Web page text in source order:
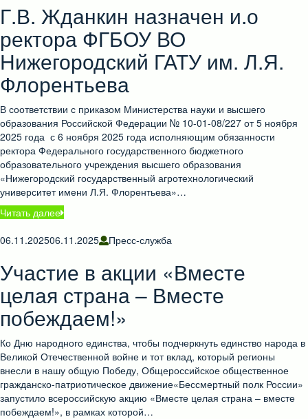
Г.В. Жданкин назначен и.о
ректора ФГБОУ ВО
Нижегородский ГАТУ им. Л.Я.
Флорентьева
В соответствии с приказом Министерства науки и высшего
образования Российской Федерации № 10-01-08/227 от 5 ноября
2025 года с 6 ноября 2025 года исполняющим обязанности
ректора Федерального государственного бюджетного
образовательного учреждения высшего образования
«Нижегородский государственный агротехнологический
университет имени Л.Я. Флорентьева»…
Читать далее
06.11.202506.11.2025 Пресс-служба
Участие в акции «Вместе
целая страна – Вместе
побеждаем!»
Ко Дню народного единства, чтобы подчеркнуть единство народа в
Великой Отечественной войне и тот вклад, который регионы
внесли в нашу общую Победу, Общероссийское общественное
гражданско-патриотическое движение«Бессмертный полк России»
запустило всероссийскую акцию «Вместе целая страна – вместе
побеждаем!», в рамках которой…